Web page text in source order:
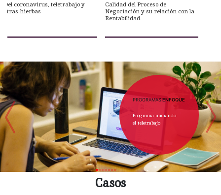
Del coronavirus, teletrabajo y
otras hierbas
Calidad del Proceso de
Negociación y su relación con la
Rentabilidad.
PROGRAMASENFOQUE
Programa iniciando
el teletrabajo
Casos